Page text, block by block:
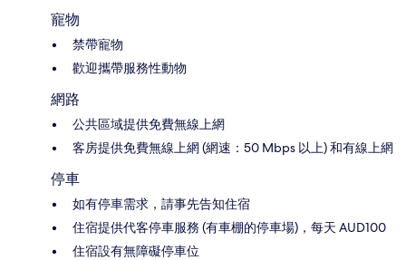
寵物
禁帶寵物
歡迎攜帶服務性動物
網路
公共區域提供免費無線上網
客房提供免費無線上網 (網速：50 Mbps 以上) 和有線上網
停車
如有停車需求，請事先告知住宿
住宿提供代客停車服務 (有車棚的停車場)，每天 AUD100
住宿設有無障礙停車位